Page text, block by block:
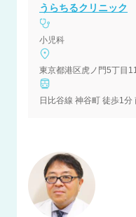
うらちるクリニック
小児科
東京都港区虎ノ門5丁目
日比谷線 神谷町 徒歩1